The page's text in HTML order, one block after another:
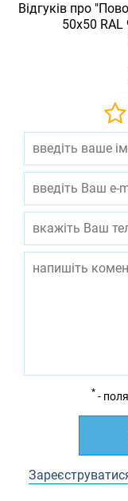
Відгуків про
50х50
* -